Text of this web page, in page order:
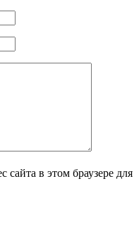
сайта в этом браузере для